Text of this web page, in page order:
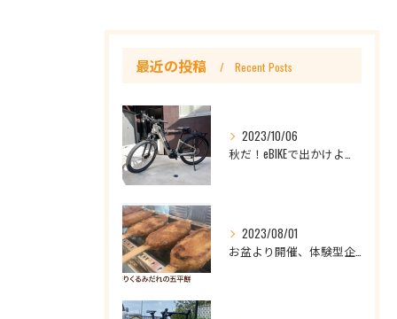
最近の投稿 Recent Posts
2023/10/06
2023/08/01